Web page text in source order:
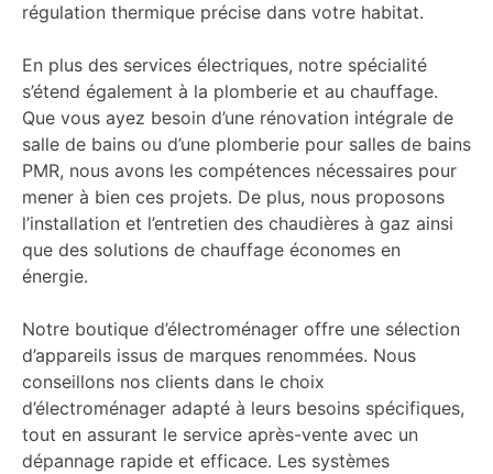
régulation thermique précise dans votre habitat.
En plus des services électriques, notre spécialité
s’étend également à la plomberie et au chauffage.
Que vous ayez besoin d’une rénovation intégrale de
salle de bains ou d’une plomberie pour salles de bains
PMR, nous avons les compétences nécessaires pour
mener à bien ces projets. De plus, nous proposons
l’installation et l’entretien des chaudières à gaz ainsi
que des solutions de chauffage économes en
énergie.
Notre boutique d’électroménager offre une sélection
d’appareils issus de marques renommées. Nous
conseillons nos clients dans le choix
d’électroménager adapté à leurs besoins spécifiques,
tout en assurant le service après-vente avec un
dépannage rapide et efficace. Les systèmes